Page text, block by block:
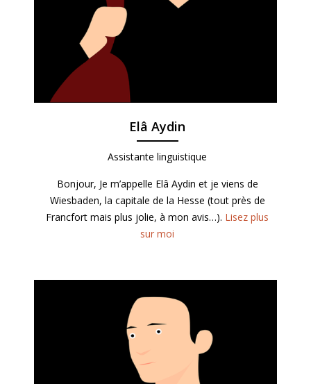
Elâ Aydin
Assistante linguistique
Bonjour, Je m’appelle Elâ Aydin et je viens de
Wiesbaden, la capitale de la Hesse (tout près de
Francfort mais plus jolie, à mon avis…). Lisez plus
sur moi